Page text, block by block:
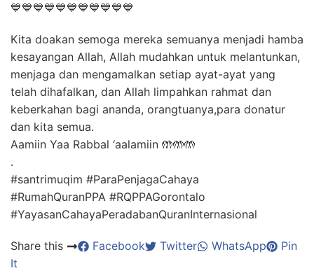
💙💙💙💙💙💙💙💙💙💙💙
Kita doakan semoga mereka semuanya menjadi hamba
kesayangan Allah, Allah mudahkan untuk melantunkan,
menjaga dan mengamalkan setiap ayat-ayat yang
telah dihafalkan, dan Allah limpahkan rahmat dan
keberkahan bagi ananda, orangtuanya,para donatur
dan kita semua.
Aamiin Yaa Rabbal ‘aalamiin 🤲🤲🤲
.
#santrimuqim #ParaPenjagaCahaya
#RumahQuranPPA #RQPPAGorontalo
#YayasanCahayaPeradabanQuranInternasional
Share this Facebook Twitter WhatsApp
Pin
It